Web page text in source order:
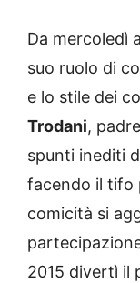
Da mercoledì
suo ruolo di
e lo stile dei
Trodani,
spunti inediti
facendo il tifo
comicità si
2015 divertì il